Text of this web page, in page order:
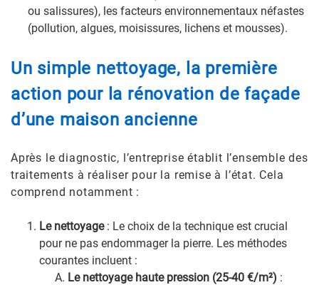
ou salissures), les facteurs environnementaux néfastes
(pollution, algues, moisissures, lichens et mousses).
Un simple nettoyage, la première
action pour la rénovation de façade
d’une maison ancienne
Après le diagnostic, l’entreprise établit l’ensemble des
traitements à réaliser pour la remise à l’état. Cela
comprend notamment :
Le nettoyage: Le choix de la technique est crucial
pour ne pas endommager la pierre. Les méthodes
courantes incluent :
Le nettoyage haute pression (25-40 €/m²) :